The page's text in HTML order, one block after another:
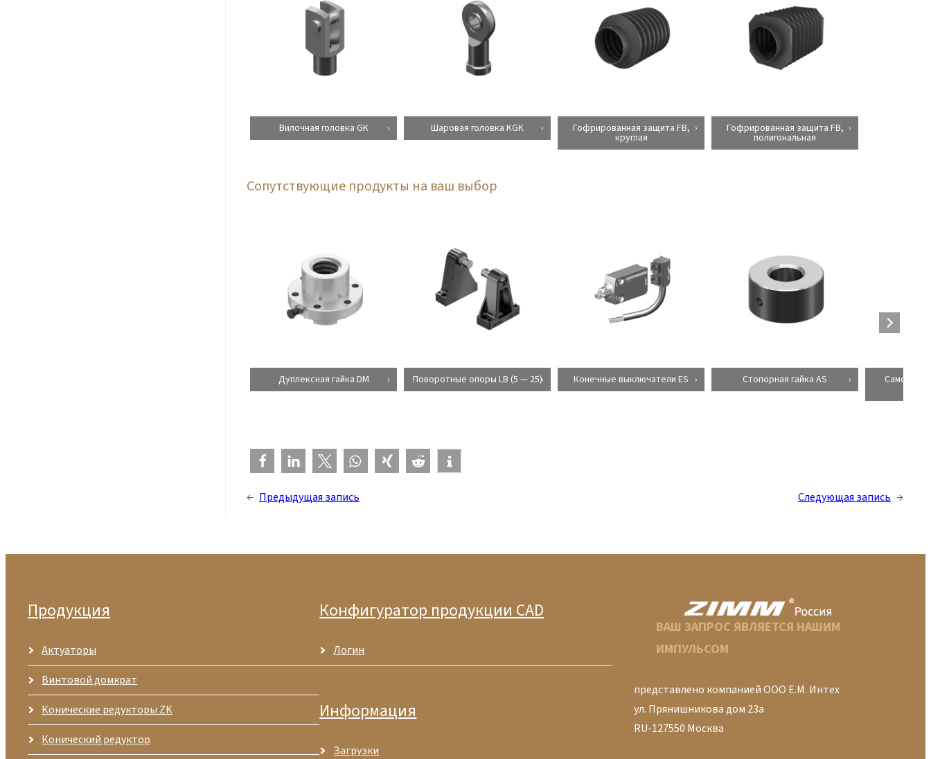
Вилочная головка GK Шаровая головка KGK Гофрированная защита FB,
круглая
Гофрированная защита FB,
полигональная
Сопутствующие продукты на ваш выбор
Дуплексная гайка DM Поворотные опоры LB (5 — 25) Конечные выключатели ES Стопорная гайка AS
← Предыдущая запись Следующая запись →
Продукция
Актуаторы
Винтовой домкрат
Конические редукторы ZK
Конический редуктор
Конфигуратор продукции CAD
Логин
Информация
Загрузки
ВАШ ЗАПРОС ЯВЛЯЕТСЯ НАШИМ
ИМПУЛЬСОМ
представлено компанией ООО Е.М. Интех
ул. Прянишникова дом 23а
RU-127550 Москва